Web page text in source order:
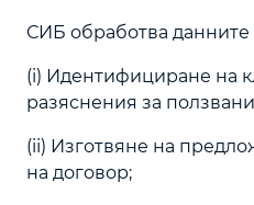
СИБ обработва
(i) Идентифициране на
разяснения за
(ii) Изготвяне на
на договор;